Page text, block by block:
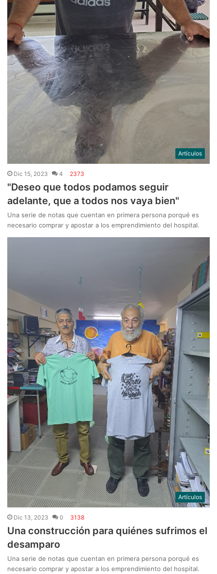
Artículos
Dic 15, 2023 4 2373
"Deseo que todos podamos seguir
adelante, que a todos nos vaya bien"
Una serie de notas que cuentan en primera persona porqué es
necesario comprar y apostar a los emprendimiento del hospital.
Artículos
Dic 13, 2023 0 3138
Una construcción para quiénes sufrimos el
desamparo
Una serie de notas que cuentan en primera persona porqué es
necesario comprar y apostar a los emprendimiento del hospital.